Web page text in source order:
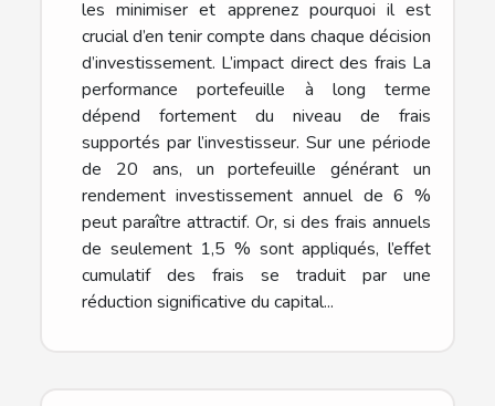
les minimiser et apprenez pourquoi il est
crucial d’en tenir compte dans chaque décision
d’investissement. L’impact direct des frais La
performance portefeuille à long terme
dépend fortement du niveau de frais
supportés par l’investisseur. Sur une période
de 20 ans, un portefeuille générant un
rendement investissement annuel de 6 %
peut paraître attractif. Or, si des frais annuels
de seulement 1,5 % sont appliqués, l’effet
cumulatif des frais se traduit par une
réduction significative du capital...